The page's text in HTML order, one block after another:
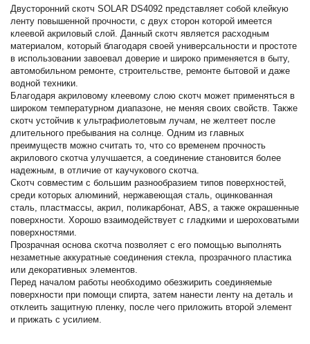
Двусторонний скотч SOLAR DS4092 представляет собой клейкую
ленту повышенной прочности, с двух сторон которой имеется
клеевой акриловый слой. Данный скотч является расходным
материалом, который благодаря своей универсальности и простоте
в использовании завоевал доверие и широко применяется в быту,
автомобильном ремонте, строительстве, ремонте бытовой и даже
водной техники.
Благодаря акриловому клеевому слою скотч может применяться в
широком температурном диапазоне, не меняя своих свойств. Также
скотч устойчив к ультрафиолетовым лучам, не желтеет после
длительного пребывания на солнце. Одним из главных
преимуществ можно считать то, что со временем прочность
акрилового скотча улучшается, а соединение становится более
надежным, в отличие от каучукового скотча.
Скотч совместим с большим разнообразием типов поверхностей,
среди которых алюминий, нержавеющая сталь, оцинкованная
сталь, пластмассы, акрил, поликарбонат, ABS, а также окрашенные
поверхности. Хорошо взаимодействует с гладкими и шероховатыми
поверхностями.
Прозрачная основа скотча позволяет с его помощью выполнять
незаметные аккуратные соединения стекла, прозрачного пластика
или декоративных элементов.
Перед началом работы необходимо обезжирить соединяемые
поверхности при помощи спирта, затем нанести ленту на деталь и
отклеить защитную пленку, после чего приложить второй элемент
и прижать с усилием.